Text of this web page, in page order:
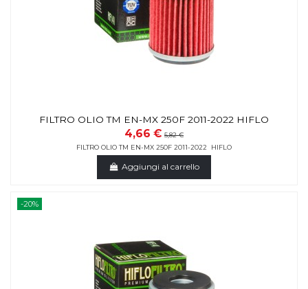
FILTRO OLIO TM EN-MX 250F 2011-2022 HIFLO
4,66 € 5,82 €
FILTRO OLIO TM EN-MX 250F 2011-2022 HIFLO
Aggiungi al carrello
-20%